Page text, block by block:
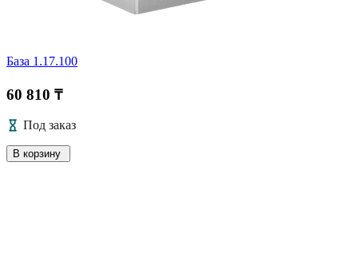
База 1.17.100
60 810 ₸
Под заказ
В корзину